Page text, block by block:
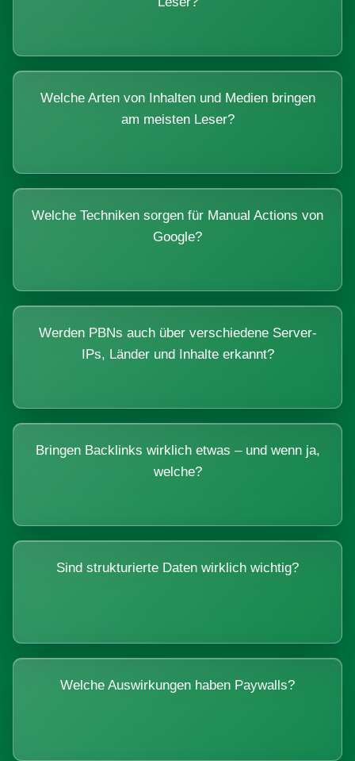
Welche Arten von Inhalten und Medien bringen
am meisten Leser?
Welche Techniken sorgen für Manual Actions von
Google?
Werden PBNs auch über verschiedene Server-
IPs, Länder und Inhalte erkannt?
Bringen Backlinks wirklich etwas – und wenn ja,
welche?
Sind strukturierte Daten wirklich wichtig?
Welche Auswirkungen haben Paywalls?